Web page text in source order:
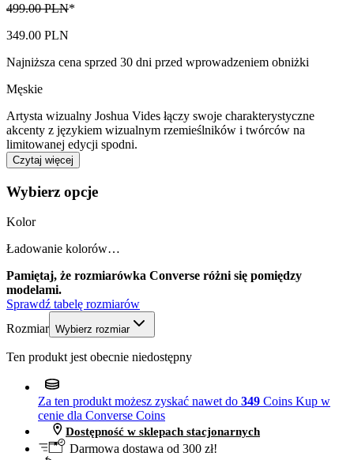
499.00 PLN*
349.00 PLN
Najniższa cena sprzed 30 dni przed wprowadzeniem obniżki
Męskie
Artysta wizualny Joshua Vides łączy swoje charakterystyczne
akcenty z językiem wizualnym rzemieślników i twórców na
limitowanej edycji spodni.
Czytaj więcej
Wybierz opcje
Kolor
Ładowanie kolorów…
Pamiętaj, że rozmiarówka Converse różni się pomiędzy
modelami.
Sprawdź tabelę rozmiarów
Rozmiar Wybierz rozmiar
Ten produkt jest obecnie niedostępny
Za ten produkt możesz zyskać nawet do 349 Coins Kup w
cenie dla Converse Coins
Dostępność w sklepach stacjonarnych
Darmowa dostawa od 300 zł!